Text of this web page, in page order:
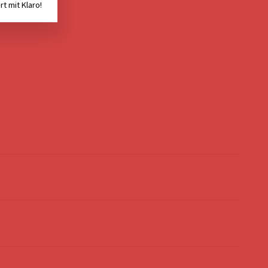
mit Klaro!